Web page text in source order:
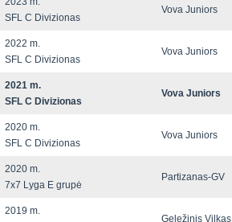
SFL C Divizionas
Vova Juniors
2022 m.
SFL C Divizionas
Vova Juniors
2021 m.
SFL C Divizionas
Vova Juniors
2020 m.
SFL C Divizionas
Vova Juniors
2020 m.
7x7 Lyga E grupė
Partizanas-GV
2019 m.
Geležinis Vilkas